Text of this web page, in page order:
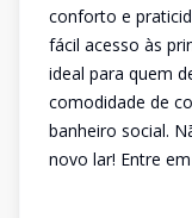
conforto e
fácil acesso às
ideal para quem
comodidade de
banheiro social.
novo lar! Entre